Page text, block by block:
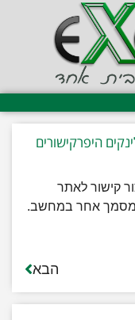
מספר 59 - יצירת לינקים היפרקישורים
קישור לאתר
למסמך אחר במחשב.
הבא